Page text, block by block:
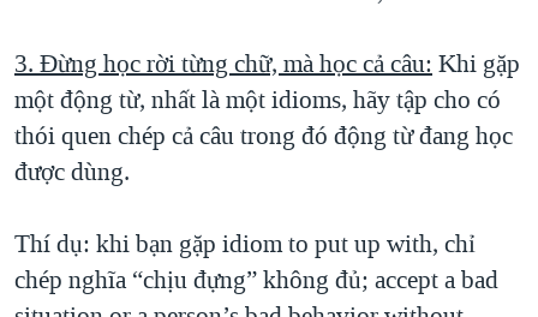
3. Đừng học rời từng chữ, mà học cả câu: Khi gặp
một động từ, nhất là một idioms, hãy tập cho có
thói quen chép cả câu trong đó động từ đang học
được dùng.
Thí dụ: khi bạn gặp idiom to put up with, chỉ
chép nghĩa “chịu đựng” không đủ; accept a bad